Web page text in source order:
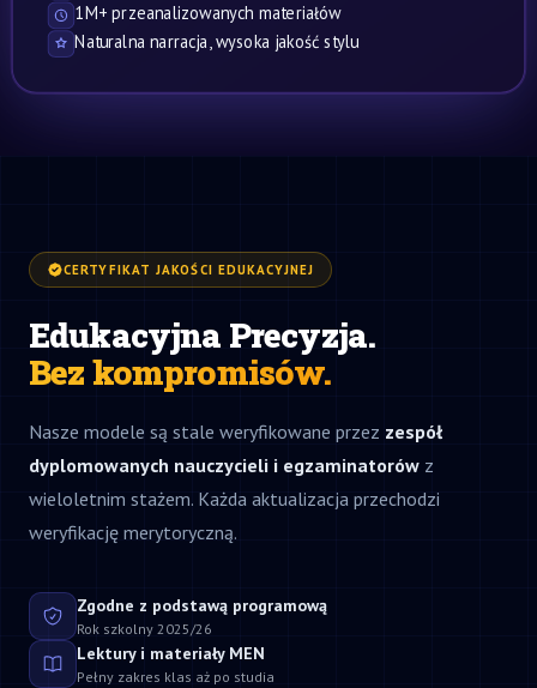
1M+ przeanalizowanych materiałów
Naturalna narracja, wysoka jakość stylu
CERTYFIKAT JAKOŚCI EDUKACYJNEJ
Edukacyjna Precyzja.
Bez kompromisów.
Nasze modele są stale weryfikowane przez zespół
dyplomowanych nauczycieli i egzaminatorów z
wieloletnim stażem. Każda aktualizacja przechodzi
weryfikację merytoryczną.
Zgodne z podstawą programową
Rok szkolny 2025/26
Lektury i materiały MEN
Pełny zakres klas aż po studia